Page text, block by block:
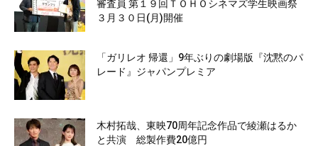
審査員 第１９回ＴＯＨＯシネマズ学生映画祭
３月３０日(月)開催
「ガリレオ 帰還」9年ぶりの劇場版『沈黙のパ
レード』ジャパンプレミア
木村拓哉、東映70周年記念作品で綾瀬はるか
と共演 総製作費20億円